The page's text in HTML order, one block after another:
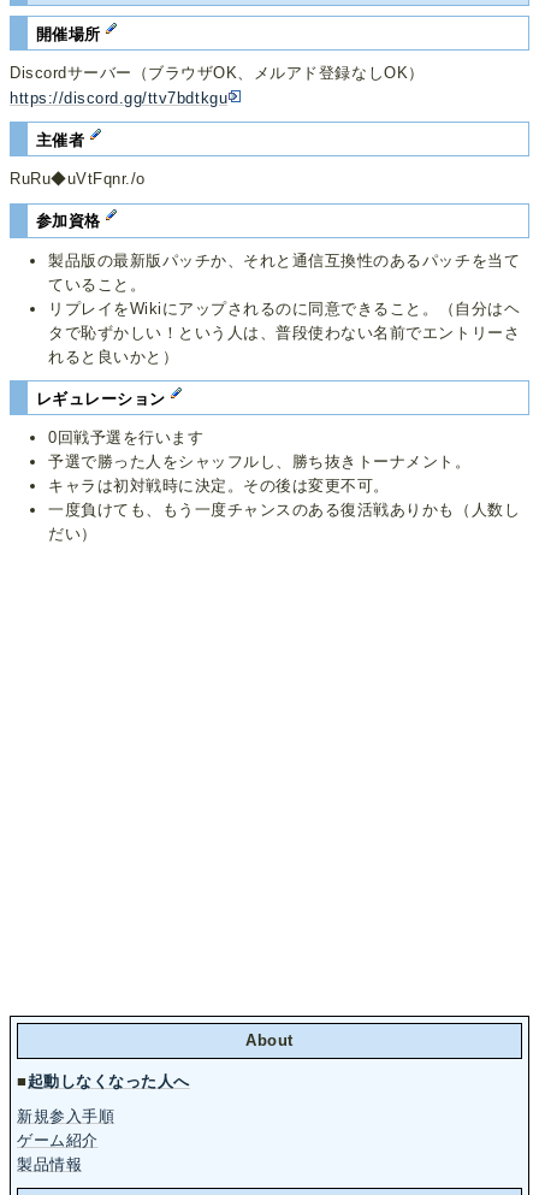
開催場所
Discordサーバー（ブラウザOK、メルアド登録なしOK）
https://discord.gg/ttv7bdtkgu
主催者
RuRu◆uVtFqnr./o
参加資格
製品版の最新版パッチか、それと通信互換性のあるパッチを当て
ていること。
リプレイをWikiにアップされるのに同意できること。（自分はヘ
タで恥ずかしい！という人は、普段使わない名前でエントリーさ
れると良いかと）
レギュレーション
0回戦予選を行います
予選で勝った人をシャッフルし、勝ち抜きトーナメント。
キャラは初対戦時に決定。その後は変更不可。
一度負けても、もう一度チャンスのある復活戦ありかも（人数し
だい）
About
■起動しなくなった人へ
新規参入手順
ゲーム紹介
製品情報